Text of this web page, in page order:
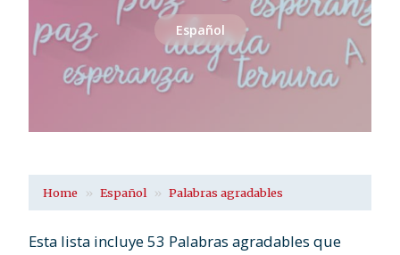
Español
Home Español Palabras agradables
Esta lista incluye 53 Palabras agradables que